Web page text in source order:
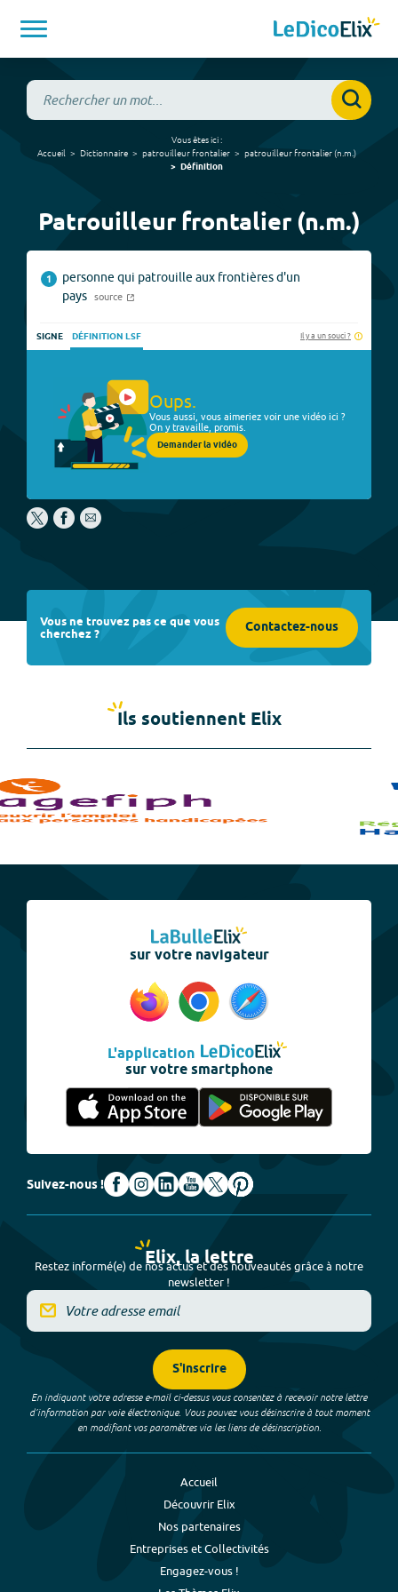
Vous êtes ici :
Accueil
Dictionnaire patrouilleur frontalier patrouilleur frontalier(n.m. )
Définition
Patrouilleur frontalier (n.m.)
1
personne qui patrouille aux frontières d'un
pays
source
SIGNE DÉFINITION LSF Il y a un souci ?
Oups.
Vous aussi, vous aimeriez voir une vidéo ici ?
On y travaille, promis.
Demander la vidéo
Vous ne trouvez pas ce que vous
cherchez ? Contactez-nous
Ils soutiennent Elix
sur votre navigateur
L'application
sur votre smartphone
Suivez-nous !
Elix, la lettre
Restez informé(e) de nos actus et des nouveautés grâce à notre
newsletter !
S'inscrire
En indiquant votre adresse e-mail ci-dessus vous consentez à recevoir notre lettre
d’information par voie électronique. Vous pouvez vous désinscrire à tout moment
en modifiant vos paramètres via les liens de désinscription.
Accueil
Découvrir Elix
Nos partenaires
Entreprises et Collectivités
Engagez-vous !